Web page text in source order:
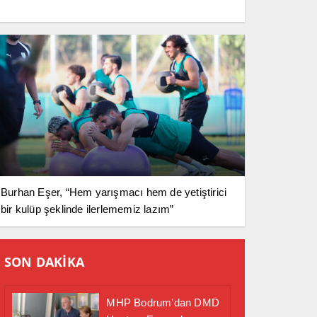
Burhan Eşer, “Hem yarışmacı hem de yetiştirici
bir kulüp şeklinde ilerlememiz lazım”
SON DAKİKA
MHP Bodrum’dan DMD